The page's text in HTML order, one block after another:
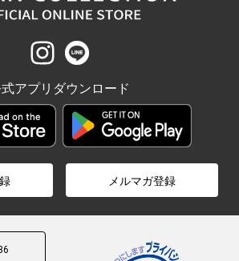
アプリダウンロード
メルマガ登録